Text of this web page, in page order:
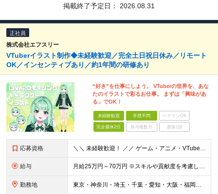
掲載終了予定日： 2026.08.31
正社員
株式会社エフスリー
VTuberイラスト制作◆未経験歓迎／完全土日祝日休み／リモート
OK／インセンティブあり／約1年間の研修あり
“好き”を仕事にしよう。 VTuberの世界を、あな
たのイラストで彩るお仕事。 まずは「興味があ
る」でOK！
未経験歓迎 学歴不問 ベテランOK
完全週休2日 賞与複数月 面接1回
応募資格 ＼＼ 未経験歓迎！ ／／ ゲーム・アニメ・VTuberが好き クリエイティブに挑戦してみたい そんな気持ちがあれば大歓迎です！ 「この仕事、気になる！」それだけでOK。 チャレンジする一歩目を応援し
給与 月給25万円～70万円 ※スキルや貢献度を考慮して決定します。 ※試用期間中は、契約社員（月給は20万円～＋交通費）となります。 ◆インセンティブ・臨時ボーナス制度あり ◆昇給査定あり
勤務地 東京・神奈川・埼玉・千葉・愛知・大阪・福岡のプロジェクト先 ◎事前相談のうえ、自宅から通いやすい勤務地へ配属します。 ◎転居を伴う転勤はありません ＜本社＞ 東京都目黒区大橋2丁目24-1 ハイネス